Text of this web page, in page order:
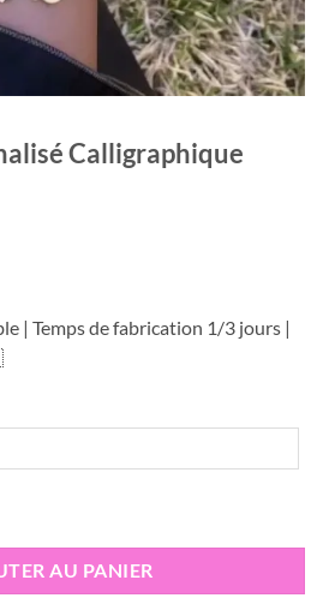
Calligraphique
| Temps de fabrication 1/3 jours |
AU PANIER